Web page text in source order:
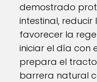
demostrado
intestinal,
favorecer la
iniciar el día con
prepara el
barrera natural